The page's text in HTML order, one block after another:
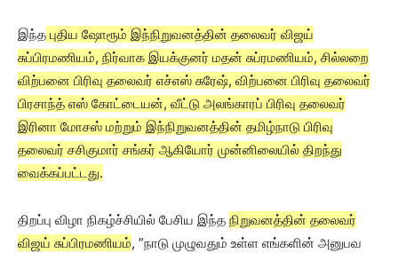
இந்த புதிய ஷோரூம் இந்நிறுவனத்தின் தலைவர் விஜய்
சுப்பிரமணியம், நிர்வாக இயக்குனர் மதன் சுப்ரமணியம், சில்லறை
விற்பனை பிரிவு தலைவர் எச்எஸ் சுரேஷ், விற்பனை பிரிவு தலைவர்
பிரசாந்த் எஸ் கோட்டையன், வீட்டு அலங்காரப் பிரிவு தலைவர்
இரினா மோசஸ் மற்றும் இந்நிறுவனத்தின் தமிழ்நாடு பிரிவு
தலைவர் சசிகுமார் சங்கர் ஆகியோர் முன்னிலையில் திறந்து
வைக்கப்பட்டது.
திறப்பு விழா நிகழ்ச்சியில் பேசிய இந்த நிறுவனத்தின் தலைவர்
விஜய் சுப்பிரமணியம், ”நாடு முழுவதும் உள்ள எங்களின் அனுபவ